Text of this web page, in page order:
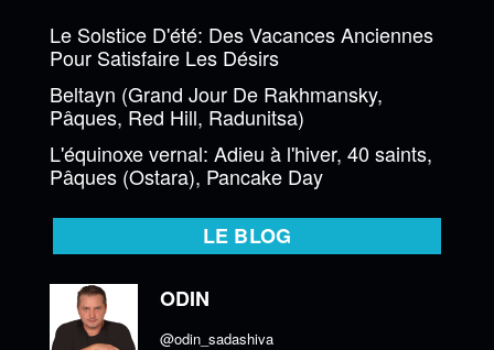
Le Solstice D'été: Des Vacances Anciennes
Pour Satisfaire Les Désirs
Beltayn (Grand Jour De Rakhmansky,
Pâques, Red Hill, Radunitsa)
L'équinoxe vernal: Adieu à l'hiver, 40 saints,
Pâques (Ostara), Pancake Day
LE BLOG
ODIN
@odin_sadashiva